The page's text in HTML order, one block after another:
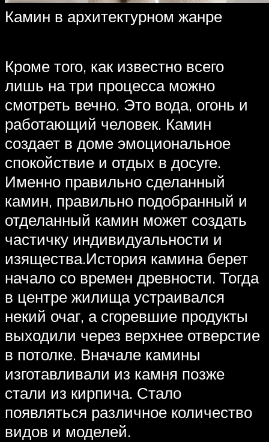
Камин в архитектурном жанре
Кроме того, как известно всего
лишь на три процесса можно
смотреть вечно. Это вода, огонь и
работающий человек. Камин
создает в доме эмоциональное
спокойствие и отдых в досуге.
Именно правильно сделанный
камин, правильно подобранный и
отделанный камин может создать
частичку индивидуальности и
изящества.История камина берет
начало со времен древности. Тогда
в центре жилища устраивался
некий очаг, а сгоревшие продукты
выходили через верхнее отверстие
в потолке. Вначале камины
изготавливали из камня позже
стали из кирпича. Стало
появляться различное количество
видов и моделей.